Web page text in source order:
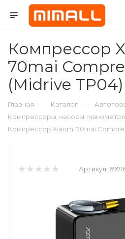
Компрессор
70mai
(Midrive TP04)
Главная — Каталог —
Компрессоры, насосы,
Компрессор Xiaomi 70mai
Артикул: